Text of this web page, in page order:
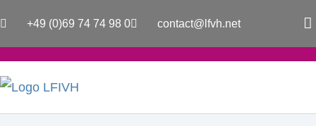
+49 (0)69 74 74 98 0 contact@lfvh.net
a
e
b
k